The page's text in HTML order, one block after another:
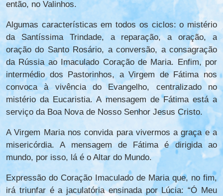
então, no Valinhos.
Algumas características em todos os ciclos: o mistério
da Santíssima Trindade, a reparação, a oração, a
oração do Santo Rosário, a conversão, a consagração
da Rússia ao Imaculado Coração de Maria. Enfim, por
intermédio dos Pastorinhos, a Virgem de Fátima nos
convoca à vivência do Evangelho, centralizado no
mistério da Eucaristia. A mensagem de Fátima está a
serviço da Boa Nova de Nosso Senhor Jesus Cristo.
A Virgem Maria nos convida para vivermos a graça e a
misericórdia. A mensagem de Fátima é dirigida ao
mundo, por isso, lá é o Altar do Mundo.
Expressão do Coração Imaculado de Maria que, no fim,
irá triunfar é a jaculatória ensinada por Lúcia: “Ó Meu